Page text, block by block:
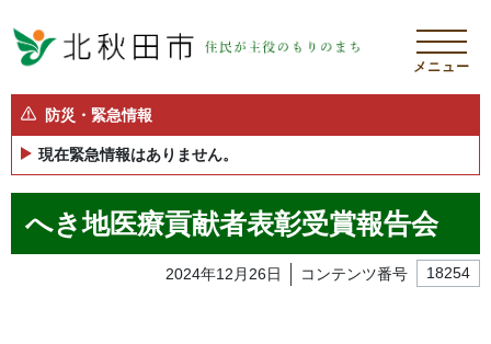
メニュー
防災・緊急情報
現在緊急情報はありません。
へき地医療貢献者表彰受賞報告会
2024年12月26日 コンテンツ番号 18254